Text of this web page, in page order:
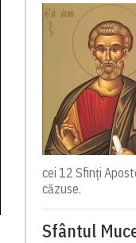
cei 12 Sfinți
căzuse.
Sfântul